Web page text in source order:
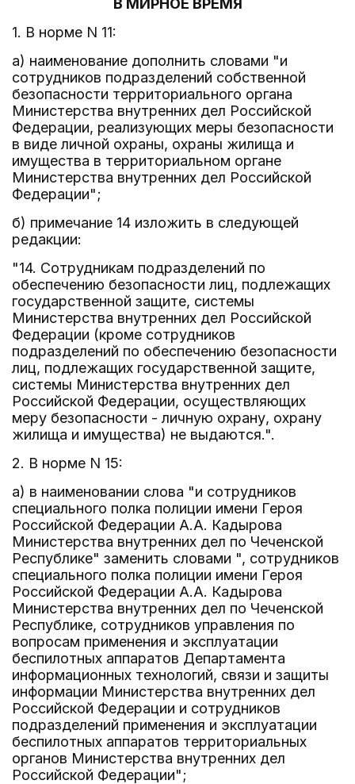
В МИРНОЕ ВРЕМЯ
1. В норме N 11:
а) наименование дополнить словами "и
сотрудников подразделений собственной
безопасности территориального органа
Министерства внутренних дел Российской
Федерации, реализующих меры безопасности
в виде личной охраны, охраны жилища и
имущества в территориальном органе
Министерства внутренних дел Российской
Федерации";
б) примечание 14 изложить в следующей
редакции:
"14. Сотрудникам подразделений по
обеспечению безопасности лиц, подлежащих
государственной защите, системы
Министерства внутренних дел Российской
Федерации (кроме сотрудников
подразделений по обеспечению безопасности
лиц, подлежащих государственной защите,
системы Министерства внутренних дел
Российской Федерации, осуществляющих
меру безопасности - личную охрану, охрану
жилища и имущества) не выдаются.".
2. В норме N 15:
а) в наименовании слова "и сотрудников
специального полка полиции имени Героя
Российской Федерации А.А. Кадырова
Министерства внутренних дел по Чеченской
Республике" заменить словами ", сотрудников
специального полка полиции имени Героя
Российской Федерации А.А. Кадырова
Министерства внутренних дел по Чеченской
Республике, сотрудников управления по
вопросам применения и эксплуатации
беспилотных аппаратов Департамента
информационных технологий, связи и защиты
информации Министерства внутренних дел
Российской Федерации и сотрудников
подразделений применения и эксплуатации
беспилотных аппаратов территориальных
органов Министерства внутренних дел
Российской Федерации";